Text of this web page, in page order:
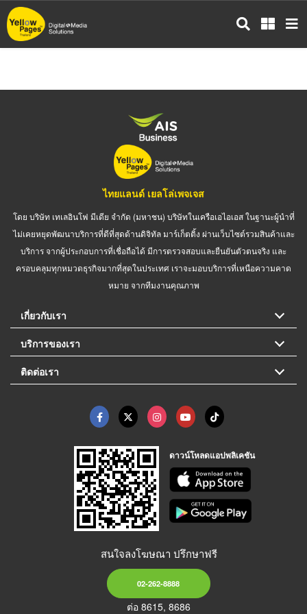
ข้าม
ไป
ไทยแลนด์ เยลโล่เพจเจส
โดย บริษัท เทเลอินโฟ มีเดีย จำกัด (มหาชน) บริษัทในเครือเอไอเอส ในฐานะผู้นำที่
ไม่เคยหยุดพัฒนาบริการที่ดีที่สุดด้านดิจิทัล มาร์เก็ตติ้ง ผ่านเว็บไซต์รวมสินค้าและ
บริการ จากผู้ประกอบการที่เชื่อถือได้ มีการตรวจสอบและยืนยันตัวตนจริง และ
ครอบคลุมทุกหมวดธุรกิจมากที่สุดในประเทศ เราจะมอบบริการที่เหนือความคาด
หมาย จากทีมงานคุณภาพ
เกี่ยวกับเรา
บริการของเรา
ติดต่อเรา
ดาวน์โหลดแอปพลิเคชัน
สนใจลงโฆษณา ปรึกษาฟรี
02-262-8888
ต่อ 8615, 8686